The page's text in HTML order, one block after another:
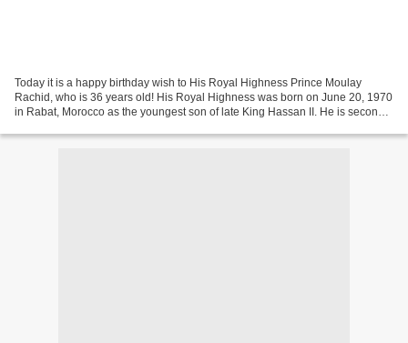
Today it is a happy birthday wish to His Royal Highness Prince Moulay
Rachid, who is 36 years old! His Royal Highness was born on June 20, 1970
in Rabat, Morocco as the youngest son of late King Hassan II. He is second